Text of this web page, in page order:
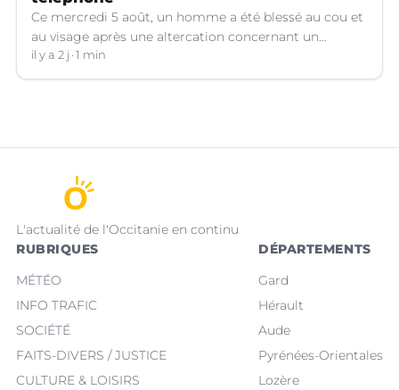
Ce mercredi 5 août, un homme a été blessé au cou et
au visage après une altercation concernant un
téléphone portable à Montpellier (Hérault).
il y a 2 j 1 min
L'actualité de l'Occitanie en continu
RUBRIQUES
MÉTÉO
INFO TRAFIC
SOCIÉTÉ
FAITS-DIVERS / JUSTICE
CULTURE & LOISIRS
DÉPARTEMENTS
Gard
Hérault
Aude
Pyrénées-Orientales
Lozère